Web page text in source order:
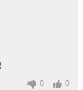
0 0